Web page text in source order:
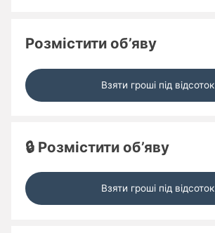
Розмістити об’яву
Взяти гроші під відсоток
🔒 Розмістити об’яву
Взяти гроші під відсоток